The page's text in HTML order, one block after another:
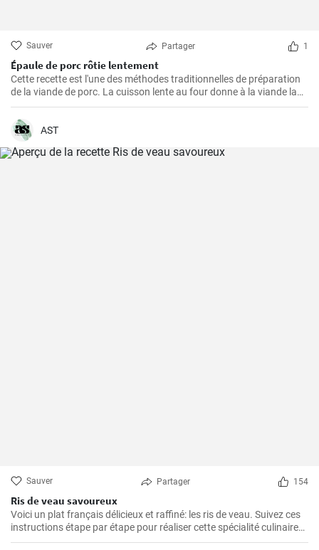
Sauver Partager 1
Épaule de porc rôtie lentement
Cette recette est l'une des méthodes traditionnelles de préparation
de la viande de porc. La cuisson lente au four donne à la viande la
possibilité de devenir tendre et juteuse, en lui procurant des saveurs
merveilleuses et épicées. La viande est excellente à consommer
avec de la sauce, de la purée de pommes de terre ou des légumes
grillés. Si vous aimez expérimenter avec les saveurs, ajoutez
d'autres épices à la marinade pour la viande selon votre goût.
AST
Sauver Partager 154
Ris de veau savoureux
Voici un plat français délicieux et raffiné: les ris de veau. Suivez ces
instructions étape par étape pour réaliser cette spécialité culinaire
française appréciée pour leur texture délicate et leur goût savoureux